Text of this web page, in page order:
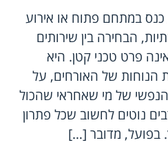
במתחם פתוח או אירוע
הבחירה בין שירותים
אינה פרט טכני קטן. היא
הנוחות של האורחים, על
של מי שאחראי שהכול
נוטים לחשוב שכל פתרון
בפועל, מדובר […]